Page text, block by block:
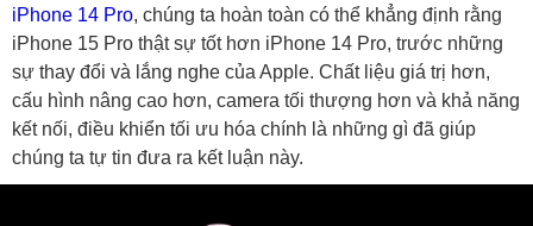
iPhone 14 Pro, chúng ta hoàn toàn có thể khẳng định rằng
iPhone 15 Pro thật sự tốt hơn iPhone 14 Pro, trước những
sự thay đổi và lắng nghe của Apple. Chất liệu giá trị hơn,
cấu hình nâng cao hơn, camera tối thượng hơn và khả năng
kết nối, điều khiển tối ưu hóa chính là những gì đã giúp
chúng ta tự tin đưa ra kết luận này.